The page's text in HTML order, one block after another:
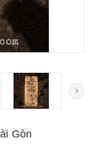
Gòn